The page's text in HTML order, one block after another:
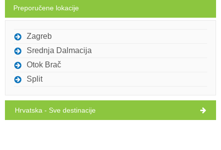
sreda, 28°C blaga naoblaka
četvrtak,
13.8.26. 28°C
petak,
14.8.26.
28°C vedro
PROČITAJ VIŠE / KOMENTIRAJ
Preporučene lokacije
Zagreb
Srednja Dalmacija
Otok Brač
Split
Hrvatska - Sve destinacije